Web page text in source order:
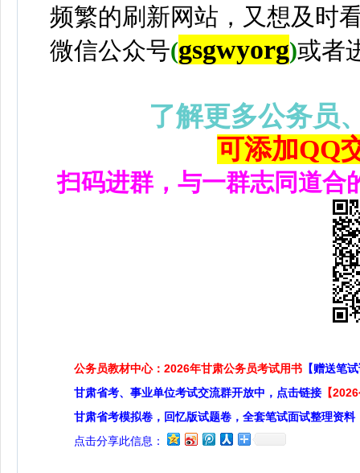
频繁的刷新网站，又想及时
微信公众号(gsgwyorg)或者
了解更多公务员
可添加QQ
扫码进群，与一群志同道合
公务员教材中心：2026年甘肃公务员考试用书 【赠送笔
甘肃省考、事业单位考试交流群开放中，点击链接 【
甘肃省考模拟卷，回忆版试题卷，全套笔试面试整理资料
点击分享此信息：